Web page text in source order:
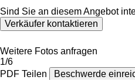
Sind Sie an diesem Angebot
Verkäufer kontaktieren
Weitere Fotos anfragen
1/6
PDF Teilen Beschwerde